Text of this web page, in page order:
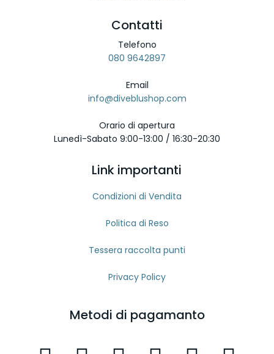
Contatti
Telefono
080 9642897
Email
info@diveblushop.com
Orario di apertura
Lunedì-Sabato 9:00-13:00 / 16:30-20:30
Link importanti
Condizioni di Vendita
Politica di Reso
Tessera raccolta punti
Privacy Policy
Metodi di pagamanto